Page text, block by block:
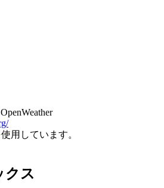
用しています。
クス